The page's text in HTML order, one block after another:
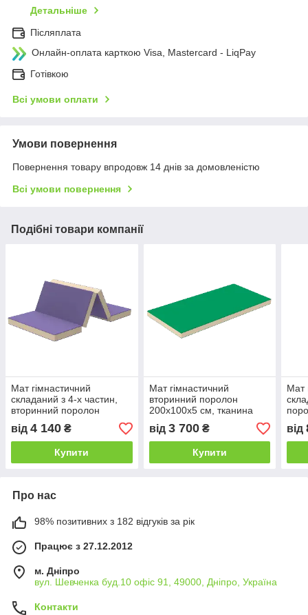
Детальніше
Післяплата
Онлайн-оплата карткою Visa, Mastercard - LiqPay
Готівкою
Всі умови оплати
Умови повернення
Повернення товару впродовж 14 днів за домовленістю
Всі умови повернення
Подібні товари компанії
Мат гімнастичний
складаний з 4-х частин,
вторинний поролон
200х100х5 см, тканина
ПВХ (Kidigo ТМ)
від 4 140 ₴
Купити
Мат гімнастичний
вторинний поролон
200х100х5 см, тканина
ПВХ (Kidigo ТМ)
від 3 700₴
Купити
Мат
від
Про нас
98% позитивних з 182 відгуків за рік
Працює з 27.12.2012
м. Дніпро
вул. Шевченка буд.10 офіс 91, 49000, Дніпро, Україна
Контакти